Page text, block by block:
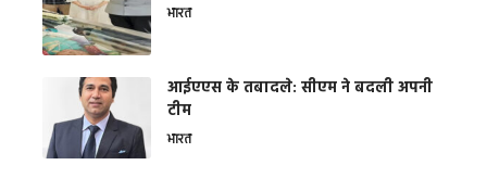
भारत
आईएएस के तबादले: सीएम ने बदली अपनी
टीम
भारत